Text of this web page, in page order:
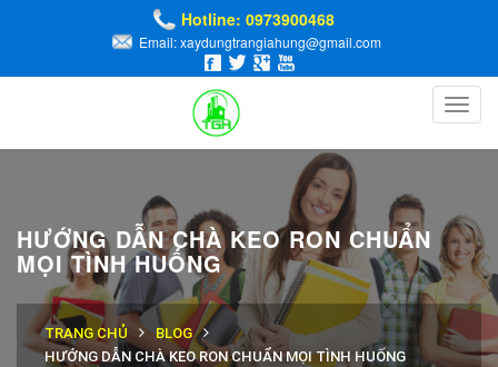
Hotline: 0973900468
Email: xaydungtrangiahung@gmail.com
HƯỚNG DẪN CHÀ KEO RON CHUẨN
MỌI TÌNH HUỐNG
TRANG CHỦ
BLOG
HƯỚNG DẪN CHÀ KEO RON CHUẨN MỌI TÌNH HUỐNG